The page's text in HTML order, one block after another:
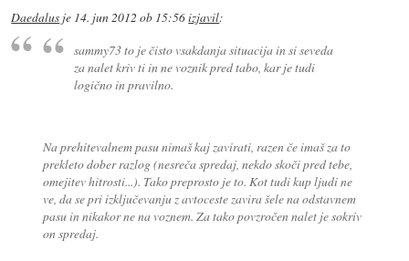
Daedalus je 14. jun 2012 ob 15:56izjavil:
sammy73 to je čisto vsakdanja situacija in si seveda
za nalet kriv ti in ne voznik pred tabo, kar je tudi
logično in pravilno.
Na prehitevalnem pasu nimaš kaj zavirati, razen če imaš za to
prekleto dober razlog (nesreča spredaj, nekdo skoči pred tebe,
omejitev hitrosti...). Tako preprosto je to. Kot tudi kup ljudi ne
ve, da se pri izključevanju z avtoceste zavira šele na odstavnem
pasu in nikakor ne na voznem. Za tako povzročen nalet je sokriv
on spredaj.